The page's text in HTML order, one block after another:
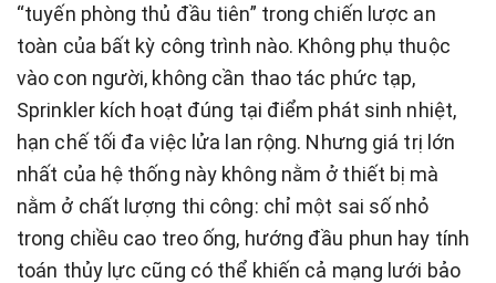
“tuyến phòng thủ đầu tiên” trong chiến lược an
toàn của bất kỳ công trình nào. Không phụ thuộc
vào con người, không cần thao tác phức tạp,
Sprinkler kích hoạt đúng tại điểm phát sinh nhiệt,
hạn chế tối đa việc lửa lan rộng. Nhưng giá trị lớn
nhất của hệ thống này không nằm ở thiết bị mà
nằm ở chất lượng thi công: chỉ một sai số nhỏ
trong chiều cao treo ống, hướng đầu phun hay tính
toán thủy lực cũng có thể khiến cả mạng lưới bảo